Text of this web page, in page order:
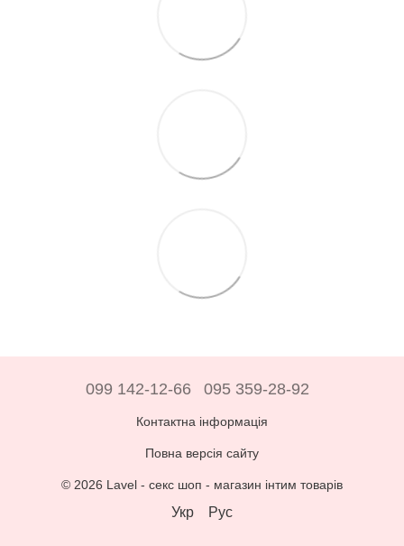
099 142-12-66 095 359-28-92
Контактна інформація
Повна версія сайту
© 2026 Lavel - секс шоп - магазин інтим товарів
Укр Рус